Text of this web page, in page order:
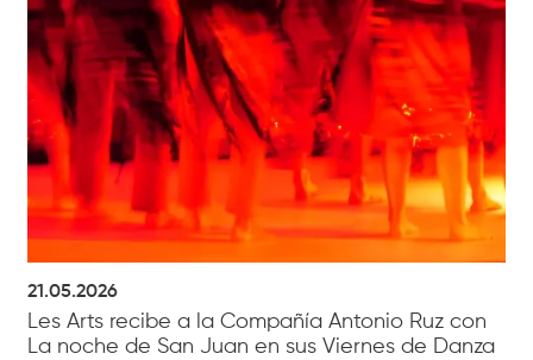
21.05.2026
Les Arts recibe a la Compañía Antonio Ruz con
La noche de San Juan en sus Viernes de Danza